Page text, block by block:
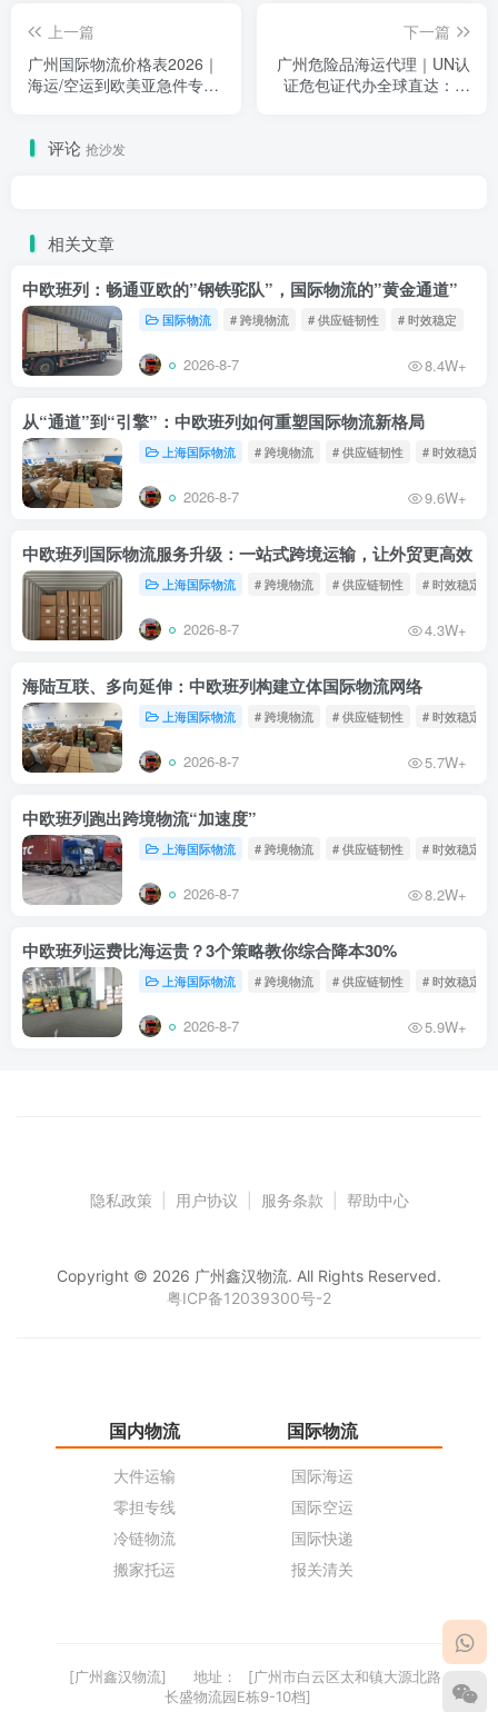
上一篇
广州国际物流价格表2026｜
海运/空运到欧美亚急件专
下一篇
广州危险品海运代理｜UN认
证危包证代办全球直达：化
评论 抢沙发
相关文章
中欧班列：畅通亚欧的”钢铁驼队”，国际物流的”黄金通道”
国际物流 # 跨境物流 # 供应链韧性 # 时效稳定
2026-8-7 8.4W+
从“通道”到“引擎”：中欧班列如何重塑国际物流新格局
上海国际物流 # 跨境物流 # 供应链韧性 # 时效稳定
2026-8-7 9.6W+
中欧班列国际物流服务升级：一站式跨境运输，让外贸更高效
上海国际物流 # 跨境物流 # 供应链韧性 # 时效稳定
2026-8-7 4.3W+
海陆互联、多向延伸：中欧班列构建立体国际物流网络
上海国际物流 # 跨境物流 # 供应链韧性 # 时效稳定
2026-8-7 5.7W+
中欧班列跑出跨境物流“加速度”
上海国际物流 # 跨境物流 # 供应链韧性 # 时效稳定
2026-8-7 8.2W+
中欧班列运费比海运贵？3个策略教你综合降本30%
上海国际物流 # 跨境物流 # 供应链韧性 # 时效稳定
2026-8-7 5.9W+
隐私政策 用户协议 服务条款 帮助中心
Copyright © 2026 广州鑫汉物流. All Rights Reserved.
粤ICP备12039300号-2
国内物流
大件运输
零担专线
冷链物流
搬家托运
国际物流
国际海运
国际空运
国际快递
报关清关
[广州鑫汉物流] 地址：
[广州市白云区太和镇大源北路
长盛物流园E栋9-10档]